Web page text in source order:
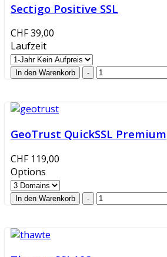
Sectigo Positive SSL
CHF 39,00
Laufzeit
GeoTrust QuickSSL Premium
CHF 119,00
Options